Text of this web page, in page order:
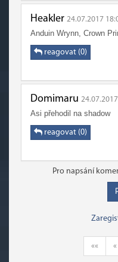
Heakler 24.07.2017
Anduin Wrynn, Crown
reagovat (0)
Domimaru
Asi přehodil na shadow
reagovat (0)
Pro napsání
«« «